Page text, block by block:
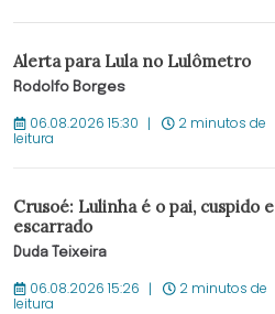
Alerta para Lula no Lulômetro
Rodolfo Borges
06.08.2026 15:30 2 minutos de
leitura
Crusoé: Lulinha é o pai, cuspido e
escarrado
Duda Teixeira
06.08.2026 15:26 2 minutos de
leitura